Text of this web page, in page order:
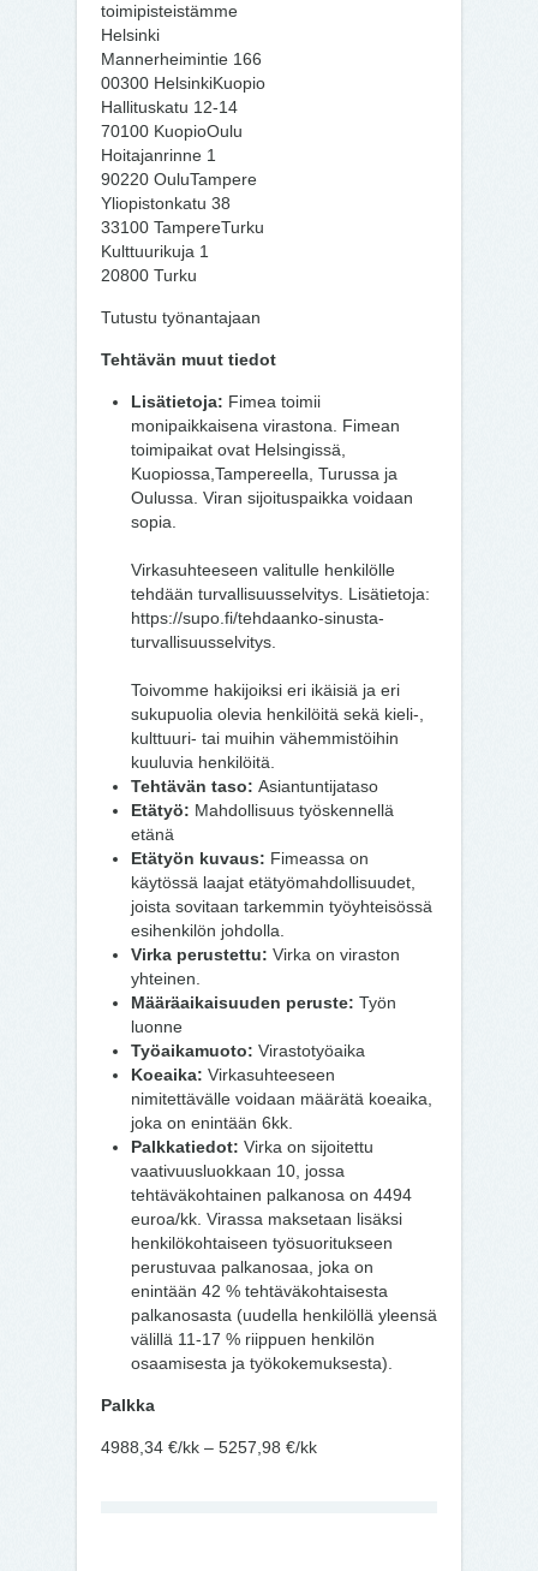
toimipisteistämme
Helsinki
Mannerheimintie 166
00300 HelsinkiKuopio
Hallituskatu 12-14
70100 KuopioOulu
Hoitajanrinne 1
90220 OuluTampere
Yliopistonkatu 38
33100 TampereTurku
Kulttuurikuja 1
20800 Turku
Tutustu työnantajaan
Tehtävän muut tiedot
Lisätietoja: Fimea toimii
monipaikkaisena virastona. Fimean
toimipaikat ovat Helsingissä,
Kuopiossa,Tampereella, Turussa ja
Oulussa. Viran sijoituspaikka voidaan
sopia.
Virkasuhteeseen valitulle henkilölle
tehdään turvallisuusselvitys. Lisätietoja:
https://supo.fi/tehdaanko-sinusta-
turvallisuusselvitys.
Toivomme hakijoiksi eri ikäisiä ja eri
sukupuolia olevia henkilöitä sekä kieli-,
kulttuuri- tai muihin vähemmistöihin
kuuluvia henkilöitä.
Tehtävän taso: Asiantuntijataso
Etätyö: Mahdollisuus työskennellä
etänä
Etätyön kuvaus: Fimeassa on
käytössä laajat etätyömahdollisuudet,
joista sovitaan tarkemmin työyhteisössä
esihenkilön johdolla.
Virka perustettu: Virka on viraston
yhteinen.
Määräaikaisuuden peruste: Työn
luonne
Työaikamuoto: Virastotyöaika
Koeaika: Virkasuhteeseen
nimitettävälle voidaan määrätä koeaika,
joka on enintään 6kk.
Palkkatiedot: Virka on sijoitettu
vaativuusluokkaan 10, jossa
tehtäväkohtainen palkanosa on 4494
euroa/kk. Virassa maksetaan lisäksi
henkilökohtaiseen työsuoritukseen
perustuvaa palkanosaa, joka on
enintään 42 % tehtäväkohtaisesta
palkanosasta (uudella henkilöllä yleensä
välillä 11-17 % riippuen henkilön
osaamisesta ja työkokemuksesta).
Palkka
4988,34 €/kk – 5257,98 €/kk